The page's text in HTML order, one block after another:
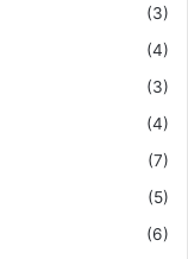
(3)
(4)
(3)
(4)
(7)
(5)
(6)